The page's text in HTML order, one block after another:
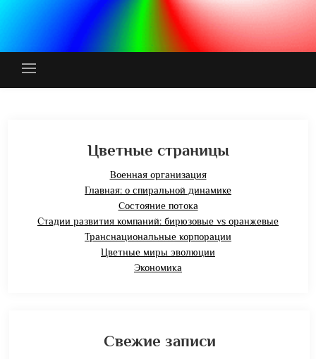
Цветные страницы
Военная организация
Главная: о спиральной динамике
Состояние потока
Стадии развития компаний: бирюзовые vs оранжевые
Транснациональные корпорации
Цветные миры эволюции
Экономика
Свежие записи